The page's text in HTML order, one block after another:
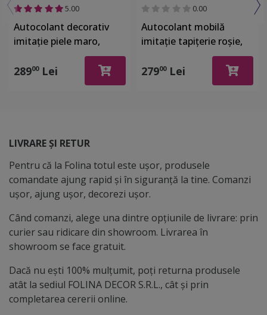
5.00
Autocolant decorativ
imitaţie piele maro,
Folina, rolă de 125x200
cm, racleta inclusa
28900Lei
0.00
Autocolant mobilă
imitaţie tapiţerie roşie,
Dimex Chesterfield, rolă
de 60x270 cm
27900Lei
LIVRARE ȘI RETUR
Pentru că la Folina totul este ușor, produsele
comandate ajung rapid și în siguranță la tine. Comanzi
ușor, ajung ușor, decorezi ușor.
Când comanzi, alege una dintre opțiunile de livrare: prin
curier sau ridicare din showroom. Livrarea în
showroom se face gratuit.
Dacă nu ești 100% mulțumit, poți returna produsele
atât la sediul FOLINA DECOR S.R.L., cât și prin
completarea cererii online.